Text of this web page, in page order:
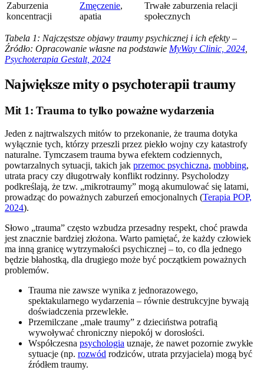
Zaburzenia
koncentracji
Zmęczenie,
apatia
Trwałe zaburzenia relacji
społecznych
Tabela 1: Najczęstsze objawy traumy psychicznej i ich efekty –
Źródło: Opracowanie własne na podstawie MyWay Clinic, 2024
Psychoterapia Gestalt, 2024
Największe mity o psychoterapii traumy
Mit 1: Trauma to tylko poważne wydarzenia
Jeden z najtrwalszych mitów to przekonanie, że trauma dotyka
wyłącznie tych, którzy przeszli przez piekło wojny czy katastrofy
naturalne. Tymczasem trauma bywa efektem codziennych,
powtarzalnych sytuacji, takich jak przemoc psychiczna, mobbing,
utrata pracy czy długotrwały konflikt rodzinny. Psycholodzy
podkreślają, że tzw. „mikrotraumy” mogą akumulować się latami,
prowadząc do poważnych zaburzeń emocjonalnych (Terapia POP,
2024).
Słowo „trauma” często wzbudza przesadny respekt, choć prawda
jest znacznie bardziej złożona. Warto pamiętać, że każdy człowiek
ma inną granicę wytrzymałości psychicznej – to, co dla jednego
będzie błahostką, dla drugiego może być początkiem poważnych
problemów.
Trauma nie zawsze wynika z jednorazowego,
spektakularnego wydarzenia – równie destrukcyjne bywają
doświadczenia przewlekłe.
Przemilczane „małe traumy” z dzieciństwa potrafią
wywoływać chroniczny niepokój w dorosłości.
Współczesna psychologia uznaje, że nawet pozornie zwykłe
sytuacje (np. rozwód rodziców, utrata przyjaciela) mogą być
źródłem traumy.